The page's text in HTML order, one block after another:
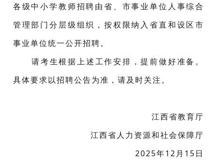
各级中小学教师招聘由省、市事业单位人事综合
管理部门分层级组织，按权限纳入省直和设区市
事业单位统一公开招聘。
请考生根据上述工作安排，提前做好准备。
具体要求以招聘公告为准，请及时关注。
江西省教育厅
江西省人力资源和社会保障厅
2025年12月15日